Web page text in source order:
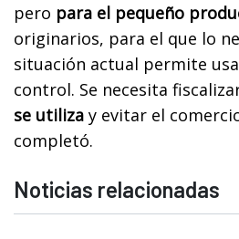
pero para el pequeño
originarios, para el que lo
situación actual permite
control. Se necesita
se utiliza y evitar el
completó.
Noticias relacionadas